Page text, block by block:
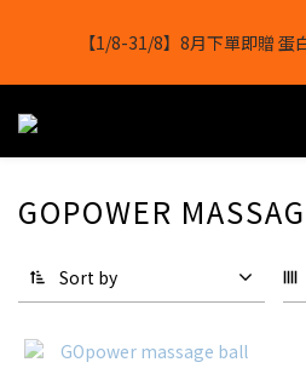
【1/8-31/8】8月下單即贈
結帳輸入[gopowerhk]，可享全單
【11/8-16/8】🔥超級購物節🔥全
GOPOWER
Sort by